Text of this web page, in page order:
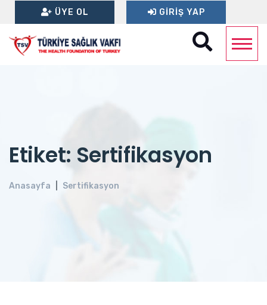
ÜYE OL GIRIŞ YAP
Etiket: Sertifikasyon
Anasayfa Sertifikasyon